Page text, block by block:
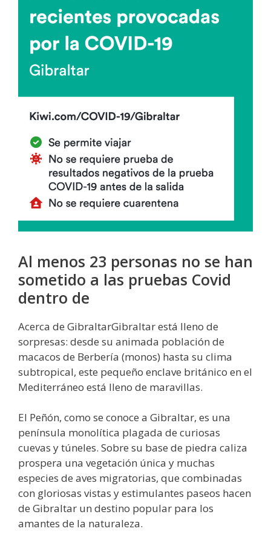
Al menos 23 personas no se han
sometido a las pruebas Covid
dentro de
Acerca de GibraltarGibraltar está lleno de
sorpresas: desde su animada población de
macacos de Berbería (monos) hasta su clima
subtropical, este pequeño enclave británico en el
Mediterráneo está lleno de maravillas.
El Peñón, como se conoce a Gibraltar, es una
península monolítica plagada de curiosas
cuevas y túneles. Sobre su base de piedra caliza
prospera una vegetación única y muchas
especies de aves migratorias, que combinadas
con gloriosas vistas y estimulantes paseos hacen
de Gibraltar un destino popular para los
amantes de la naturaleza.